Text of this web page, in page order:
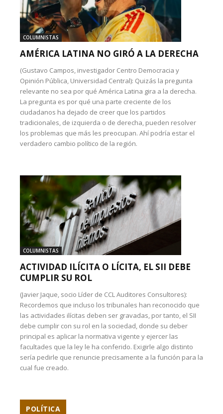
COLUMNISTAS
AMÉRICA LATINA NO GIRÓ A LA DERECHA
(Gustavo Campos, investigador Centro Democracia y
Opinión Pública, Universidad Central): Quizás la pregunta
relevante no sea por qué América Latina gira a la derecha.
La pregunta es por qué una parte creciente de los
ciudadanos ha dejado de creer que los partidos
tradicionales, de izquierda o de derecha, pueden resolver
los problemas que más les preocupan. Ahí podría estar el
verdadero cambio político de la región.
COLUMNISTAS
ACTIVIDAD ILÍCITA O LÍCITA, EL SII DEBE
CUMPLIR SU ROL
(Javier Jaque, socio Líder de CCL Auditores Consultores):
Recordemos que incluso los tribunales han reconocido que
las actividades ilícitas deben ser gravadas, por tanto, el SII
debe cumplir con su rol en la sociedad, donde su deber
principal es aplicar la normativa vigente y ejercer las
facultades que la ley le ha conferido. Exigirle algo distinto
sería pedirle que renuncie precisamente a la función para la
cual fue creado.
POLÍTICA